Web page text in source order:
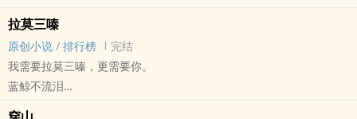
此时世间分人、妖、鬼、仙、神五族。
神族凋零，只余十几位不上不下的“半神”，与鬼族一起长居幽冥之
地；仙族不问世事，躲在蓬莱仙山不出；而人族与妖族和平共处于人
间。
正剧 - 古代 - HE - 宫廷侯爵
穿越
生在新中国长在红旗下的优秀青年，某军某团的技术骨干许清，在一
次红蓝对抗之中被坑了。
再醒来时，他变成了一个叫做许箐的孩童。
拉莫三嗪
原创小说 / 排行榜
完结
我需要拉莫三嗪，更需要你。
蓝鲸不流泪